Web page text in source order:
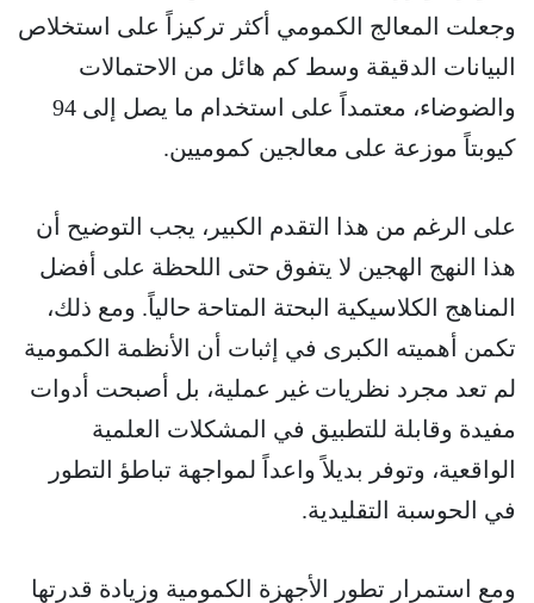
وجعلت المعالج الكمومي أكثر تركيزاً على استخلاص
البيانات الدقيقة وسط كم هائل من الاحتمالات
والضوضاء، معتمداً على استخدام ما يصل إلى 94
كيوبتاً موزعة على معالجين كموميين.
على الرغم من هذا التقدم الكبير، يجب التوضيح أن
هذا النهج الهجين لا يتفوق حتى اللحظة على أفضل
المناهج الكلاسيكية البحتة المتاحة حالياً. ومع ذلك،
تكمن أهميته الكبرى في إثبات أن الأنظمة الكمومية
لم تعد مجرد نظريات غير عملية، بل أصبحت أدوات
مفيدة وقابلة للتطبيق في المشكلات العلمية
الواقعية، وتوفر بديلاً واعداً لمواجهة تباطؤ التطور
في الحوسبة التقليدية.
ومع استمرار تطور الأجهزة الكمومية وزيادة قدرتها